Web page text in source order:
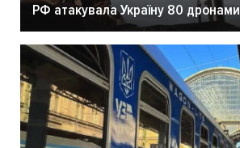
РФ атакувала Україну 80 дронами